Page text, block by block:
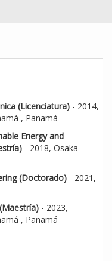
(Licenciatura) - 2014,
, Panamá
Energy and
- 2018, Osaka
(Doctorado) - 2021,
- 2023,
, Panamá